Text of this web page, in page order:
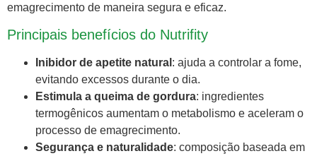
emagrecimento de maneira segura e eficaz.
Principais benefícios do Nutrifity
Inibidor de apetite natural : ajuda a controlar a fome,
evitando excessos durante o dia.
Estimula a queima de gordura: ingredientes
termogênicos aumentam o metabolismo e aceleram o
processo de emagrecimento.
Segurança e naturalidade: composição baseada em